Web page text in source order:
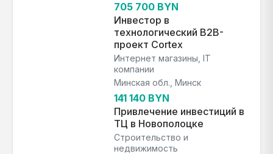
705 700 BYN
Инвестор в
технологический B2B-
проект Cortex
Интернет магазины, IT
компании
Минская обл., Минск
141 140 BYN
Привлечение инвестиций в
ТЦ в Новополоцке
Строительство и
недвижимость